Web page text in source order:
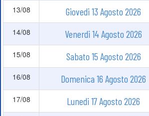
13/08 Giovedi 13 Agosto 2026
14/08 Venerdi 14 Agosto 2026
15/08 Sabato 15 Agosto 2026
16/08 Domenica 16 Agosto 2026
17/08 Lunedi 17 Agosto 2026